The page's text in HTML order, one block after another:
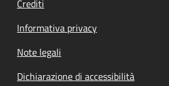
Crediti
Informativa privacy
Note legali
Dichiarazione di accessibilità